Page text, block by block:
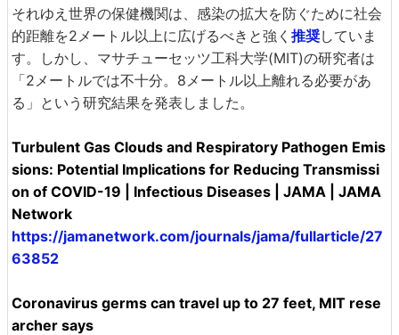
それゆえ世界の保健機関は、感染の拡大を防ぐために社会
的距離を2メートル以上に広げるべきと強く 推奨していま
す。しかし、マサチューセッツ工科大学(MIT)の研究者は
「2メートルでは不十分。8メートル以上離れる必要があ
る」という研究結果を発表しました。
Turbulent Gas Clouds and Respiratory Pathogen Emis
sions: Potential Implications for Reducing Transmissi
on of COVID-19 | Infectious Diseases | JAMA | JAMA
Network
https://jamanetwork.com/journals/jama/fullarticle/27
63852
Coronavirus germs can travel up to 27 feet, MIT rese
archer says